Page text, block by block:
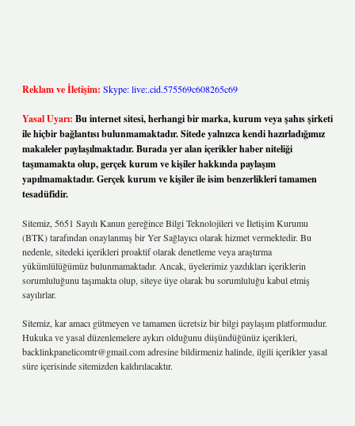
Reklam ve İletişim: Skype: live:.cid.575569c608265c69
Yasal Uyarı: Bu internet sitesi, herhangi bir marka, kurum veya şahıs şirketi
ile hiçbir bağlantısı bulunmamaktadır. Sitede yalnızca kendi hazırladığımız
makaleler paylaşılmaktadır. Burada yer alan içerikler haber niteliği
taşımamakta olup, gerçek kurum ve kişiler hakkında paylaşım
yapılmamaktadır. Gerçek kurum ve kişiler ile isim benzerlikleri tamamen
tesadüfidir.
Sitemiz, 5651 Sayılı Kanun gereğince Bilgi Teknolojileri ve İletişim Kurumu
(BTK) tarafından onaylanmış bir Yer Sağlayıcı olarak hizmet vermektedir. Bu
nedenle, sitedeki içerikleri proaktif olarak denetleme veya araştırma
yükümlülüğümüz bulunmamaktadır. Ancak, üyelerimiz yazdıkları içeriklerin
sorumluluğunu taşımakta olup, siteye üye olarak bu sorumluluğu kabul etmiş
sayılırlar.
Sitemiz, kar amacı gütmeyen ve tamamen ücretsiz bir bilgi paylaşım platformudur.
Hukuka ve yasal düzenlemelere aykırı olduğunu düşündüğünüz içerikleri,
backlinkpanelicomtr@gmail.comadresine bildirmeniz halinde, ilgili içerikler yasal
süre içerisinde sitemizden kaldırılacaktır.